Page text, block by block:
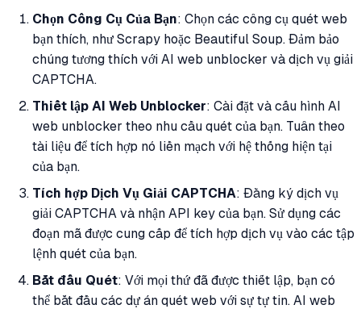
Chọn Công Cụ Của Bạn: Chọn các công cụ quét web
bạn thích, như Scrapy hoặc Beautiful Soup. Đảm bảo
chúng tương thích với AI web unblocker và dịch vụ giải
CAPTCHA.
Thiết lập AI Web Unblocker: Cài đặt và cấu hình AI
web unblocker theo nhu cầu quét của bạn. Tuân theo
tài liệu để tích hợp nó liền mạch với hệ thống hiện tại
của bạn.
Tích hợp Dịch Vụ Giải CAPTCHA: Đăng ký dịch vụ
giải CAPTCHA và nhận API key của bạn. Sử dụng các
đoạn mã được cung cấp để tích hợp dịch vụ vào các tập
lệnh quét của bạn.
Bắt đầu Quét: Với mọi thứ đã được thiết lập, bạn có
thể bắt đầu các dự án quét web với sự tự tin. AI web